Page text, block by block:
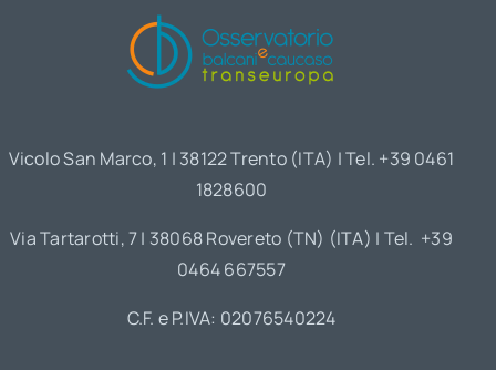
Vicolo San Marco, 1 | 38122 Trento (ITA) | Tel. +39 0461
1828600
Via Tartarotti, 7 | 38068 Rovereto (TN) (ITA) | Tel. +39
0464 667557
C.F. e P.IVA: 02076540224